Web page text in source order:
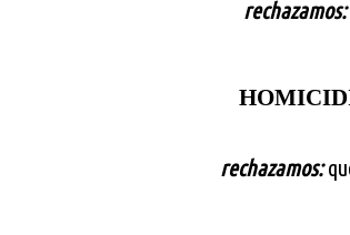
rechazamos:
rechazamos: